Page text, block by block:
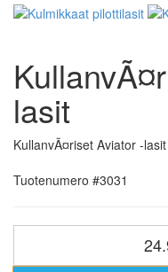
lasit
KullanvÃ¤riset Aviator -lasit
Tuotenumero #3031